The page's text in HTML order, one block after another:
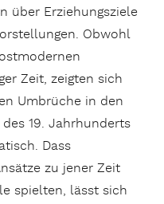
über Erziehungsziele
Obwohl
Zeit, zeigten sich
Umbrüche in den
19. Jahrhunderts
Dass
zu jener Zeit
spielten, lässt sich